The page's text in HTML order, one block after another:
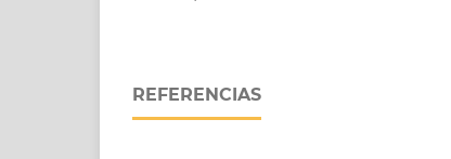
REFERENCIAS